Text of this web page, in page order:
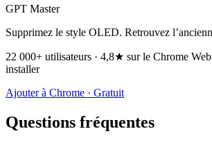
GPT Master
Supprimez le style OLED. Retrouvez
22 000+ utilisateurs · 4,8★ sur le Chrome
installer
Ajouter à Chrome · Gratuit
Questions fréquentes